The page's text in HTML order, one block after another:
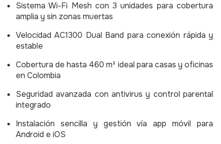
Sistema Wi-Fi Mesh con 3 unidades para cobertura
amplia y sin zonas muertas
Velocidad AC1300 Dual Band para conexión rápida y
estable
Cobertura de hasta 460 m² ideal para casas y oficinas
en Colombia
Seguridad avanzada con antivirus y control parental
integrado
Instalación sencilla y gestión vía app móvil para
Android e iOS